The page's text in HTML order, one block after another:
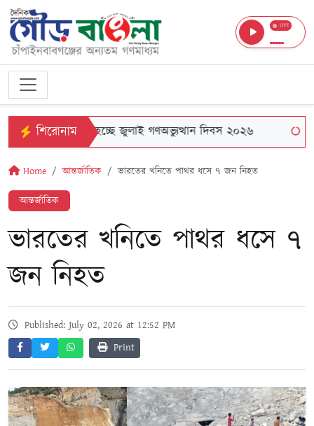
LIVE
শিরোনাম
পালিত হচ্ছে জুলাই গণঅভ্যুত্থান দিবস ২০২৬
Home আন্তর্জাতিক ভারতের খনিতে পাথর ধসে ৭ জন নিহত
আন্তর্জাতিক
ভারতের খনিতে পাথর ধসে ৭
জন নিহত
Published: July 02, 2026 at 12:52 PM
Print